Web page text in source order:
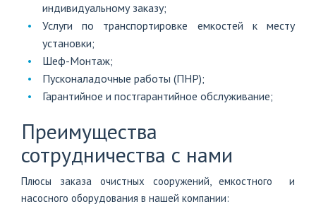
индивидуальному заказу;
Услуги по транспортировке емкостей к месту
установки;
Шеф-Монтаж;
Пусконаладочные работы (ПНР);
Гарантийное и постгарантийное обслуживание;
Преимущества
сотрудничества с нами
Плюсы заказа очистных сооружений, емкостного и
насосного оборудования в нашей компании: